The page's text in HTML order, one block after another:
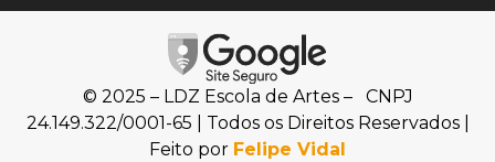
© 2025 – LDZ Escola de Artes – CNPJ
24.149.322/0001-65 | Todos os Direitos Reservados |
Feito por Felipe Vidal